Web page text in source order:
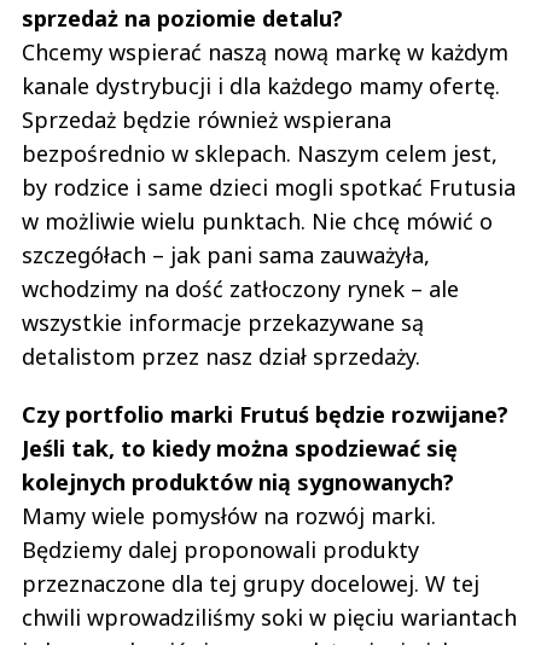
sprzedaż na poziomie detalu?
Chcemy wspierać naszą nową markę w każdym
kanale dystrybucji i dla każdego mamy ofertę.
Sprzedaż będzie również wspierana
bezpośrednio w sklepach. Naszym celem jest,
by rodzice i same dzieci mogli spotkać Frutusia
w możliwie wielu punktach. Nie chcę mówić o
szczegółach – jak pani sama zauważyła,
wchodzimy na dość zatłoczony rynek – ale
wszystkie informacje przekazywane są
detalistom przez nasz dział sprzedaży.
Czy portfolio marki Frutuś będzie rozwijane?
Jeśli tak, to kiedy można spodziewać się
kolejnych produktów nią sygnowanych?
Mamy wiele pomysłów na rozwój marki.
Będziemy dalej proponowali produkty
przeznaczone dla tej grupy docelowej. W tej
chwili wprowadziliśmy soki w pięciu wariantach